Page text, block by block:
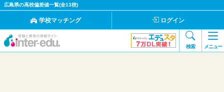
広島県の高校偏差値一覧(全13校)
学校マッチング ログイン
検索 メニュー